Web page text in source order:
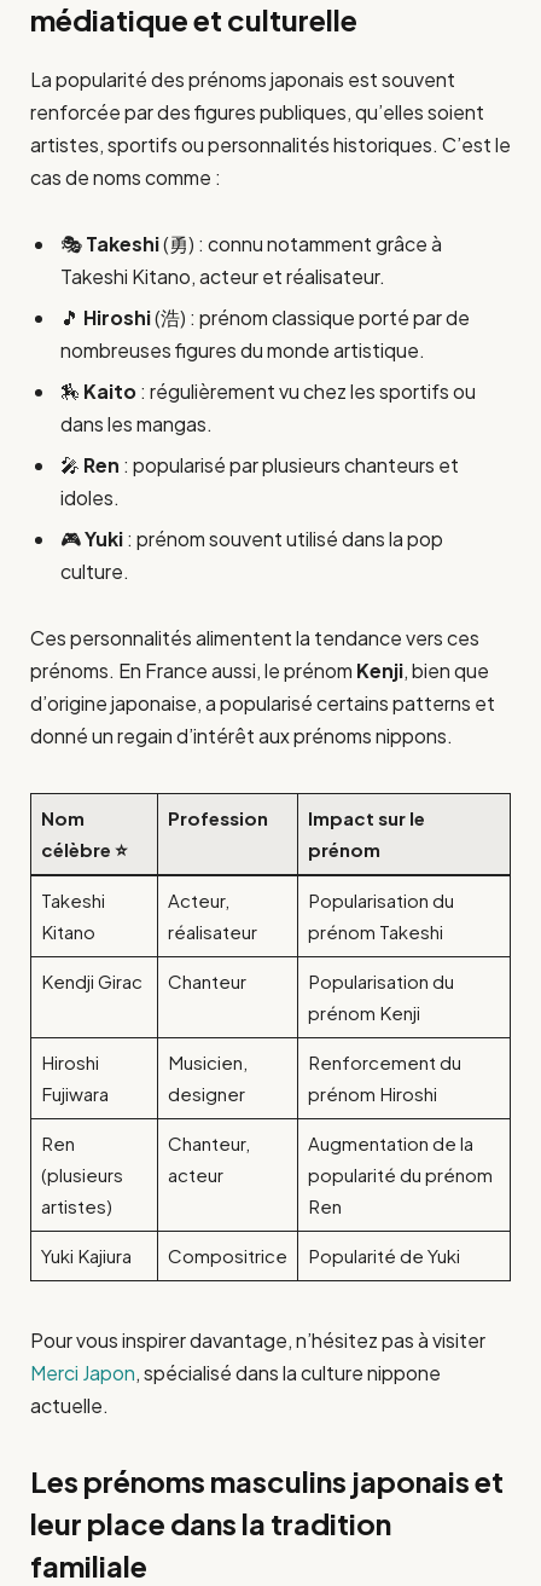
médiatique et culturelle
La popularité des prénoms japonais est souvent
renforcée par des figures publiques, qu’elles soient
artistes, sportifs ou personnalités historiques. C’est le
cas de noms comme :
🎭Takeshi(勇) : connu notamment grâce à
Takeshi Kitano, acteur et réalisateur.
🎵 Hiroshi(浩) : prénom classique porté par de
nombreuses figures du monde artistique.
🏇 Kaito: régulièrement vu chez les sportifs ou
dans les mangas.
🎤 Ren : popularisé par plusieurs chanteurs et
idoles.
🎮Yuki: prénom souvent utilisé dans la pop
culture.
Ces personnalités alimentent la tendance vers ces
prénoms. En France aussi, le prénom Kenji, bien que
d’origine japonaise, a popularisé certains patterns et
donné un regain d’intérêt aux prénoms nippons.
Nom
célèbre ⭐
Profession
Impact sur le
prénom
Takeshi
Kitano
Acteur,
réalisateur
Popularisation du
prénom Takeshi
Kendji Girac Chanteur
Popularisation du
prénom Kenji
Hiroshi
Fujiwara
Musicien,
designer
Renforcement du
prénom Hiroshi
Ren
(plusieurs
artistes)
Chanteur,
acteur
Augmentation de la
popularité du prénom
Ren
Yuki Kajiura Compositrice Popularité de Yuki
Pour vous inspirer davantage, n’hésitez pas à visiter
Merci Japon, spécialisé dans la culture nippone
actuelle.
Les prénoms masculins japonais et
leur place dans la tradition
familiale